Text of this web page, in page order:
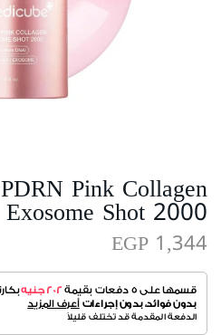
Pink Collagen
Exosome Shot 2000
EGP 1,344